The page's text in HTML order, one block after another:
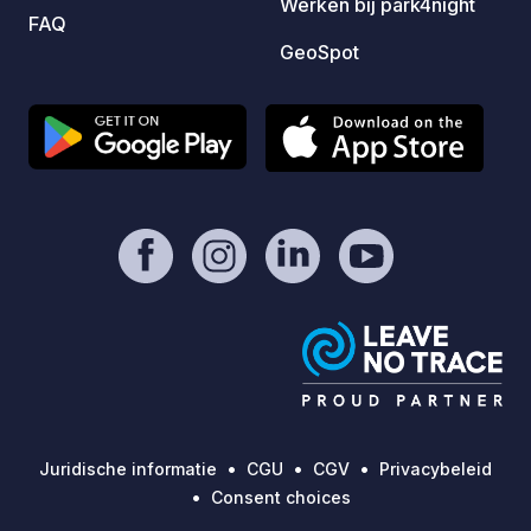
FAQ
GeoSpot
Juridische informatie CGU CGV
Privacybeleid
Consent choices